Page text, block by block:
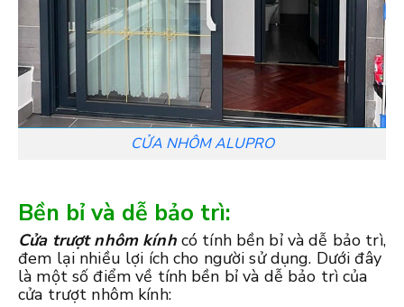
CỬA NHÔM ALUPRO
Bền bỉ và dễ bảo trì:
Cửa trượt nhôm kínhcó tính bền bỉ và dễ bảo trì,
đem lại nhiều lợi ích cho người sử dụng. Dưới đây
là một số điểm về tính bền bỉ và dễ bảo trì của
cửa trượt nhôm kính: